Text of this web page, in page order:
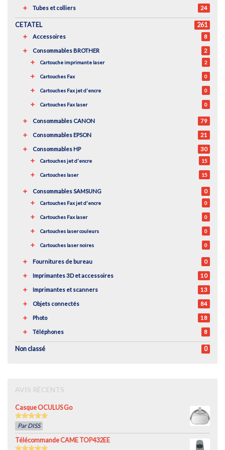
Tubes et colliers 24
CETATEL 261
Accessoires 8
Consommables BROTHER 2
Cartouche imprimante laser 2
Cartouches Fax 0
Cartouches Fax jet d'encre 0
Cartouches Fax laser 0
Consommables CANON 79
Consommables EPSON 21
Consommables HP 30
Cartouches jet d'encre 15
Cartouches laser 15
Consommables SAMSUNG 0
Cartouches Fax jet d'encre 0
Cartouches Fax laser 0
Cartouches laser couleurs 0
Cartouches laser noires 0
Fournitures de bureau 0
Imprimantes 3D et accessoires 10
Imprimantes et scanners 13
Objets connectés 84
Photo 18
Téléphones 8
Non classé 0
AVIS RÉCENTS
Casque OCULUS Go
out of 5
Par DISS
Télécommande CAME TOP432EE